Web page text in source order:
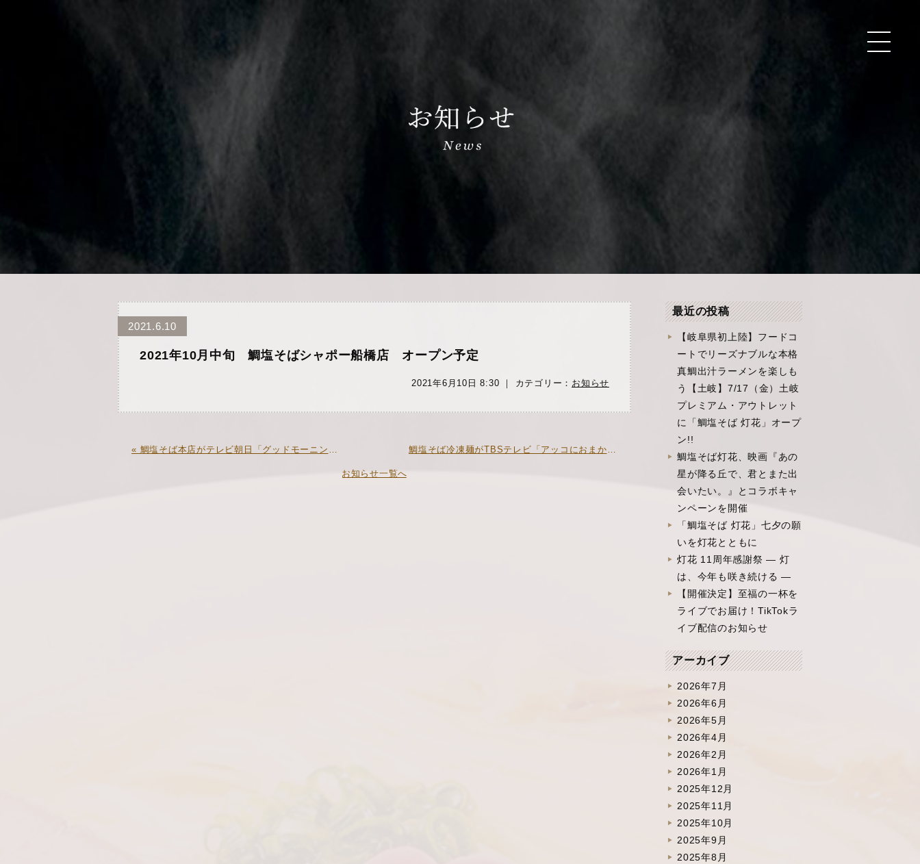
2021.6.10
2021年10月中旬 鯛塩そばシャポー船橋店 オープン予定
2021年6月10日 8:30 ｜ カテゴリー： お知らせ
« 鯛塩そば本店がテレビ朝日「グッドモーニング」で紹介されました 鯛塩そば冷凍麺がTBSテレビ「アッコにおまかせ」で紹介されました »
お知らせ一覧へ
最近の投稿
【岐阜県初上陸】フードコ
ートでリーズナブルな本格
真鯛出汁ラーメンを楽しも
う【土岐】7/17（金）土岐
プレミアム・アウトレット
に「鯛塩そば 灯花」オープ
ン!!
鯛塩そば灯花、映画『あの
星が降る丘で、君とまた出
会いたい。』とコラボキャ
ンペーンを開催
「鯛塩そば 灯花」七夕の願
いを灯花とともに
灯花 11周年感謝祭 ― 灯
は、今年も咲き続ける ―
【開催決定】至福の一杯を
ライブでお届け！TikTokラ
イブ配信のお知らせ
アーカイブ
2026年7月
2026年6月
2026年5月
2026年4月
2026年2月
2026年1月
2025年12月
2025年11月
2025年10月
2025年9月
2025年8月